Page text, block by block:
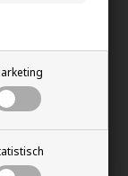
als auch
Menge
Stil
um die Qualität